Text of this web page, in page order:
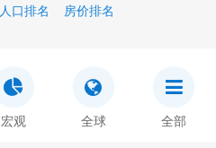
口排名 房价排名
宏观 全球 全部